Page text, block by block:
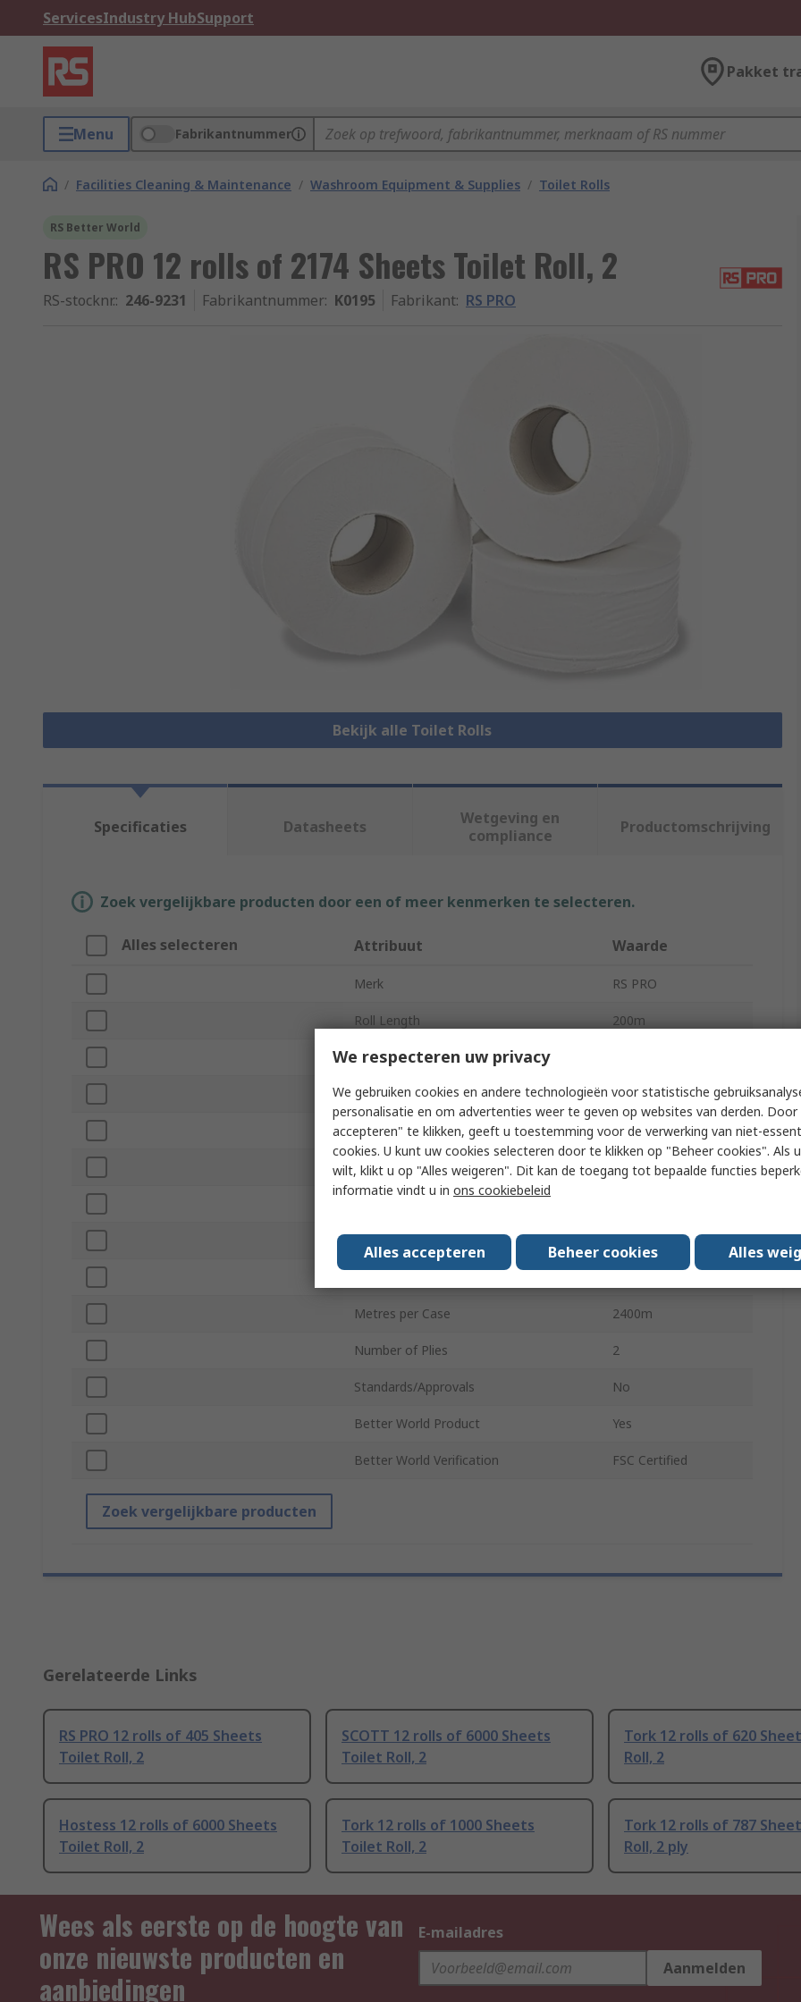
ServicesIndustry HubSupport
Pakket
Menu Fabrikantnummer
/ Facilities Cleaning & Maintenance / Washroom Equipment & Supplies / Toilet Rolls
RS Better World
RS PRO 12 rolls of 2174 Sheets Toilet Roll, 2
RS-stocknr.: 246-9231 Fabrikantnummer: K0195 Fabrikant: RS PRO
Bekijk alle Toilet Rolls
Specificaties Datasheets
Wetgeving en
compliance
Productomschrijving
Zoek vergelijkbare producten door een of meer kenmerken te selecteren.
Alles selecteren Attribuut Waarde
Merk RS PRO
Roll Length 200m
Product Type
Roll Size Mini Jumbo
Core Diameter 76mm
Number of Sheets 2174
Metres per Case 2400m
Number of Plies 2
Standards/Approvals No
Better World Product Yes
Better World Verification FSC Certified
Zoek vergelijkbare producten
Gerelateerde Links
RS PRO 12 rolls of 405 Sheets
Toilet Roll, 2
SCOTT 12 rolls of 6000 Sheets
Toilet Roll, 2
Tork 12 rolls of 620
Roll, 2
Hostess 12 rolls of 6000 Sheets
Toilet Roll, 2
Tork 12 rolls of 1000 Sheets
Toilet Roll, 2
Tork 12 rolls of 787
Roll, 2 ply
Wees als eerste op de hoogte van
onze nieuwste producten en
aanbiedingen
E-mailadres
Aanmelden
We respecteren uw privacy
We gebruiken cookies en andere technologieën voor statistische
personalisatie en om advertenties weer te geven op websites van derden. Door
accepteren" te klikken, geeft u toestemming voor de verwerking van niet-
cookies. U kunt uw cookies selecteren door te klikken op "Beheer cookies". Als
wilt, klikt u op "Alles weigeren". Dit kan de toegang tot bepaalde functies
informatie vindt u in ons cookiebeleid
Alles accepteren Beheer cookies Alles